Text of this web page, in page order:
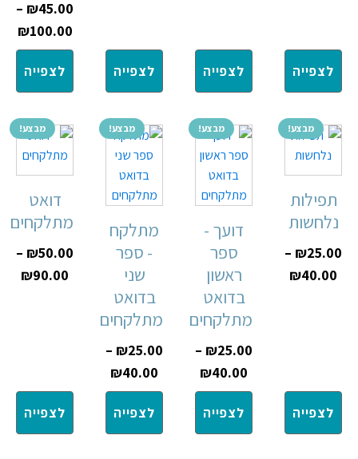
לצפייה לצפייה לצפייה
₪45.00
–
₪100.00
לצפייה
מבצע!
תפילות
נלחשות
₪25.00
–
₪40.00
לצפייה
מבצע!
דועך -
ספר
ראשון
בדואט
מתלקחים
₪25.00
–
₪40.00
לצפייה
מבצע!
מתלקח
- ספר
שני
בדואט
מתלקחים
₪25.00
–
₪40.00
לצפייה
מבצע!
דואט
מתלקחים
₪50.00
–
₪90.00
לצפייה